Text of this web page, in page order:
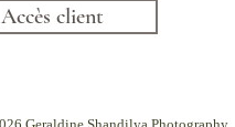
Accès client